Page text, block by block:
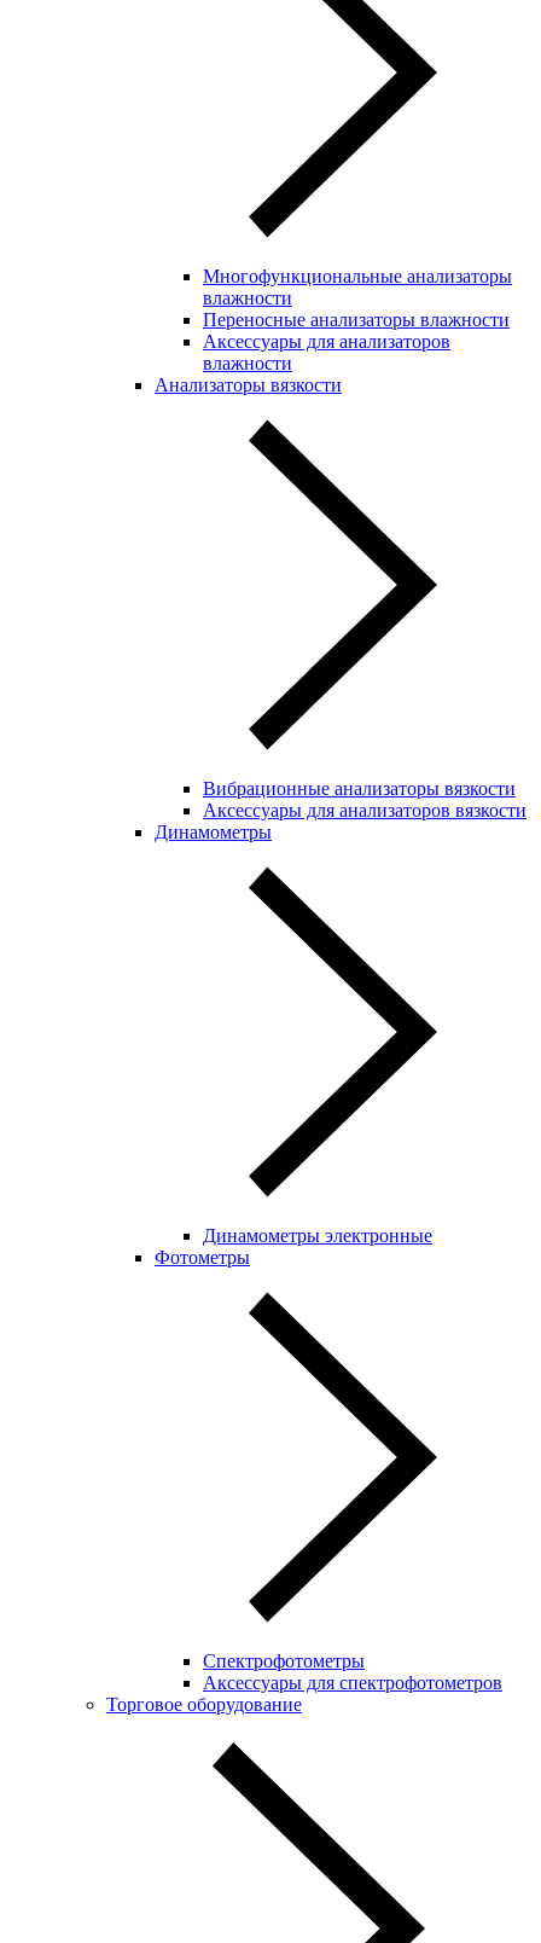
Многофункциональные анализаторы
влажности
Переносные анализаторы влажности
Аксессуары для анализаторов
влажности
Анализаторы вязкости
Вибрационные анализаторы вязкости
Аксессуары для анализаторов вязкости
Динамометры
Динамометры электронные
Фотометры
Спектрофотометры
Аксессуары для спектрофотометров
Торговое оборудование